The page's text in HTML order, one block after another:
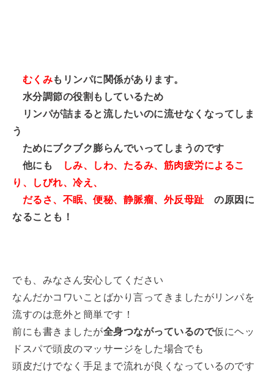
むくみもリンパに関係があります。
水分調節の役割もしているため
リンパが詰まると流したいのに流せなくなってしま
う
ためにブクブク膨らんでいってしまうのです
他にも
しみ、しわ、たるみ、筋肉疲労によるこ
り、しびれ、冷え、
だるさ、不眠、便秘、静脈瘤、外反母趾 の原因に
なることも！
でも、みなさん安心してください
なんだかコワいことばかり言ってきましたがリンパを
流すのは意外と簡単です！
前にも書きましたが全身つながっているので仮にヘッ
ドスパで頭皮のマッサージをした場合でも
頭皮だけでなく手足まで流れが良くなっているのです